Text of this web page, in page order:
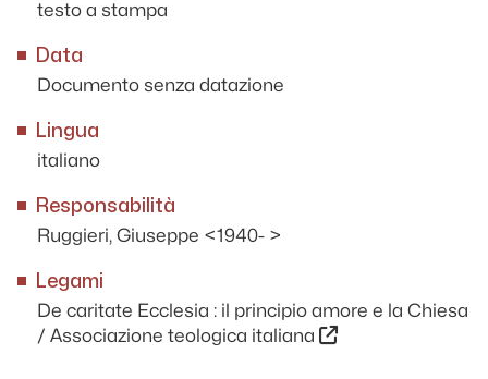
testo a stampa
Data
Documento senza datazione
Lingua
italiano
Responsabilità
Ruggieri, Giuseppe <1940- >
Legami
De caritate Ecclesia : il principio amore e la Chiesa
/ Associazione teologica italiana